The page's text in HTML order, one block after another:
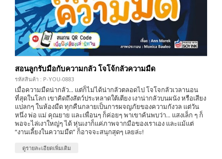
สอนลูกรับมือกับความกลัว โจโจ้กลัวความมืด
รหัสสินค้า : P-YOU-0883
เมื่อความมืดน่ากลัว... แต่ก็ไม่ได้น่ากลัวตลอดไป โจโจกลัวเวลานอน
ที่สุดในโลก เขาคิดถึงสัตว์ประหลาดใต้เตียง เงาน่ากลัวบนผนัง หรือเสียง
แปลกๆ ในห้องมืด ทุกคืนกลายเป็นการผจญภัยของความกังวล แต่วัน
หนึ่ง พ่อ แม่ คุณยาย และเพื่อนๆ ก็ค่อยๆ พาเขาค้นพบว่า... แสงเล็ก ๆ ก็
พอจะไล่เงาใหญ่ๆ ได้ หุ่นเงาก็แค่ภาพจากมือของเราเอง และแม้แต่
“งานเลี้ยงในความมืด” ก็อาจจะสนุกสุดๆ เลยล่ะ!
ดูรายละเอียดเพิ่มเติม